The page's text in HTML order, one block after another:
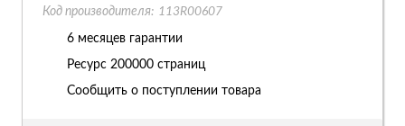
Код производителя: 113R00607
6 месяцев гарантии
Ресурс 200000 страниц
Сообщить о поступлении товара